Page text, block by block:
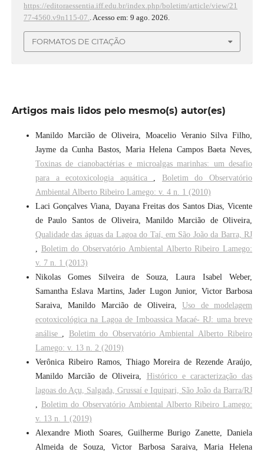
https://editoraessentia.iff.edu.br/index.php/boletim/article/view/21
77-4560.v9n115-07.. Acesso em: 9 ago. 2026.
FORMATOS DE CITAÇÃO
Artigos mais lidos pelo mesmo(s) autor(es)
Manildo Marcião de Oliveira, Moacelio Veranio Silva Filho,
Jayme da Cunha Bastos, Maria Helena Campos Baeta Neves,
Toxinas de cianobactérias e microalgas marinhas: um desafio
para a ecotoxicologia aquática
Boletim do Observatório
Ambiental Alberto Ribeiro Lamego: v. 4 n. 1 (2010)
Laci Gonçalves Viana, Dayana Freitas dos Santos Dias, Vicente
de Paulo Santos de Oliveira, Manildo Marcião de Oliveira,
Qualidade das águas da Lagoa do Taí, em São João da Barra, RJ
Boletim do Observatório Ambiental Alberto Ribeiro Lamego:
v. 7 n. 1 (2013)
Nikolas Gomes Silveira de Souza, Laura Isabel Weber,
Samantha Eslava Martins, Jader Lugon Junior, Victor Barbosa
Saraiva, Manildo Marcião de Oliveira,Uso de modelagem
ecotoxicológica na Lagoa de Imboassica Macaé- RJ: uma breve
análise
Boletim do Observatório Ambiental Alberto Ribeiro
Lamego: v. 13 n. 2 (2019)
Verônica Ribeiro Ramos, Thiago Moreira de Rezende Araújo,
Manildo Marcião de Oliveira, Histórico e caracterização das
lagoas do Açu, Salgada, Grussaí e Iquipari, São João da Barra/RJ
Boletim do Observatório Ambiental Alberto Ribeiro Lamego:
v. 13 n. 1 (2019)
Alexandre Mioth Soares, Guilherme Burigo Zanette, Daniela
Almeida de Souza, Victor Barbosa Saraiva, Maria Helena